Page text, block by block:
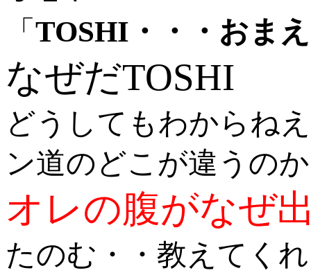
「 TOSHI・・・おま
なぜだTOSHI
どうしてもわからね
ン道のどこが違うの
オレの腹がなぜ
たのむ・・教えてく